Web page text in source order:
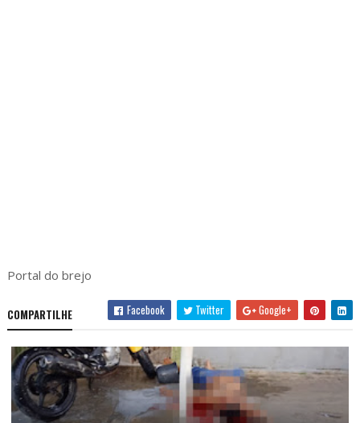
Portal do brejo
COMPARTILHE Facebook Twitter Google+